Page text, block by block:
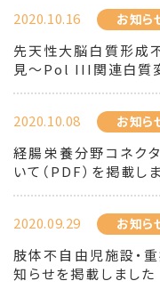
2020.10.16 お知ら
先天性大脳白質形成
見～Pol III関連白質
2020.10.08 お知ら
経腸栄養分野コネク
いて（PDF）を掲載し
2020.09.29 お知ら
肢体不自由児施設・
知らせを掲載しました